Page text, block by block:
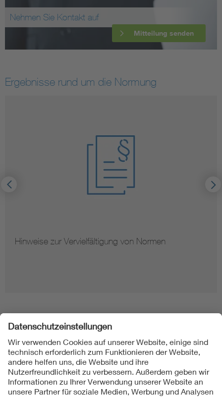
Nehmen Sie Kontakt auf
Mitteilung senden
Ergebnisse rund um die Normung
Hinweise zur Vervielfältigung von Normen
Folgen Sie uns